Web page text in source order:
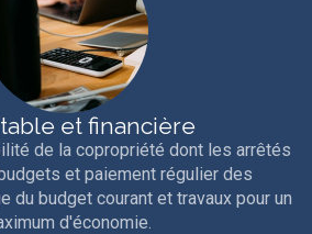
et financière
de la copropriété dont les arrêtés
et paiement régulier des
du budget courant et travaux pour un
d'économie.